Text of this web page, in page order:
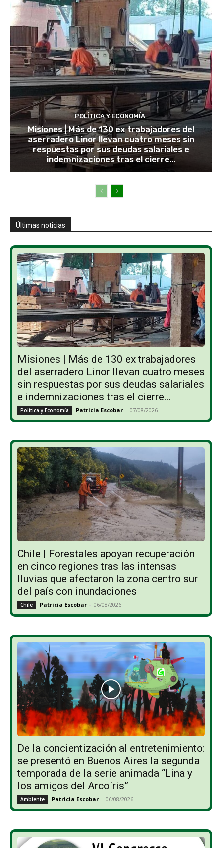
POLÍTICA Y ECONOMÍA
Misiones | Más de 130 ex trabajadores del
aserradero Linor llevan cuatro meses sin
respuestas por sus deudas salariales e
indemnizaciones tras el cierre...
Últimas noticias
Misiones | Más de 130 ex trabajadores
del aserradero Linor llevan cuatro meses
sin respuestas por sus deudas salariales
e indemnizaciones tras el cierre...
Política y Economía Patricia Escobar - 07/08/2026
Chile | Forestales apoyan recuperación
en cinco regiones tras las intensas
lluvias que afectaron la zona centro sur
del país con inundaciones
Chile Patricia Escobar - 06/08/2026
De la concientización al entretenimiento:
se presentó en Buenos Aires la segunda
temporada de la serie animada “Lina y
los amigos del Arcoíris”
Ambiente Patricia Escobar - 06/08/2026